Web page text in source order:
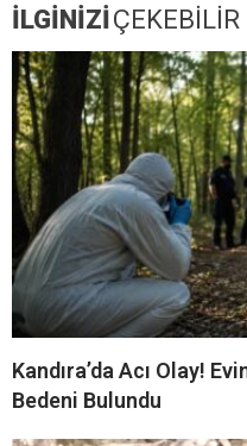
İLGİNİZİ ÇEKEBİLİR
Kandıra’da Acı Olay!
Bedeni Bulundu